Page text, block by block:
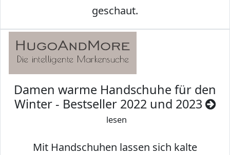
geschaut.
Damen warme Handschuhe für den
Winter - Bestseller 2022 und 2023
lesen
Mit Handschuhen lassen sich kalte